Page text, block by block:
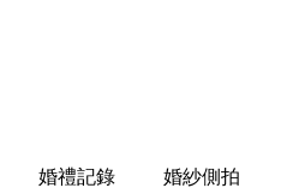
婚禮記錄 婚紗側拍